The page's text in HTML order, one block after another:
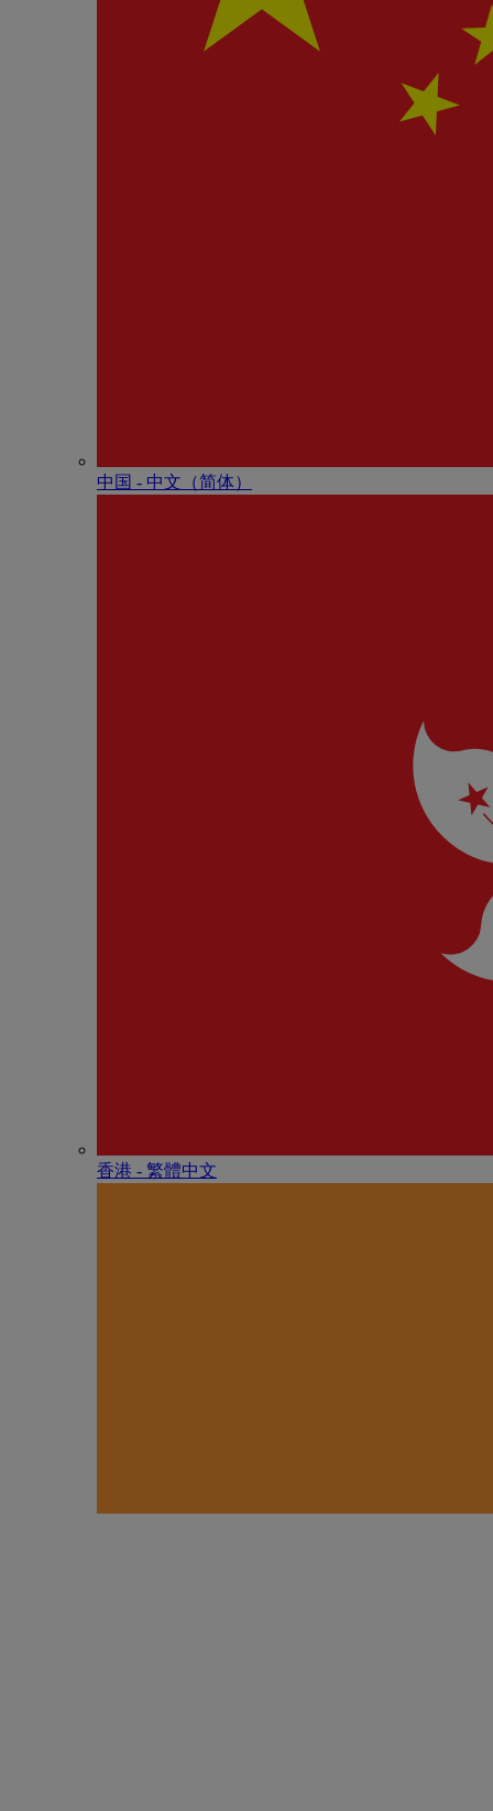
中国 - 中⽂（简体）
香港 - 繁體中文